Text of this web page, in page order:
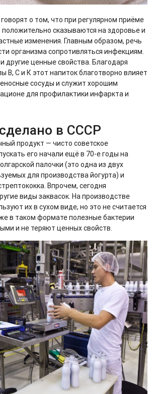
говорят о том, что при регулярном приёме
сказываются на здоровье и
изменения. Главным образом, речь
организма сопротивляться инфекциям.
другие ценные свойства. Благодаря
В, С и К этот напиток благотворно влияет
сосуды и служит хорошим
для профилактики инфаркта и
в СССР
продукт — чисто советское
его начали ещё в 70-е годы на
палочки (это одна из двух
для производства йогурта) и
Впрочем, сегодня
виды заквасок. На производстве
их в сухом виде, но это не считается
в таком формате полезные бактерии
и не теряют ценных свойств.